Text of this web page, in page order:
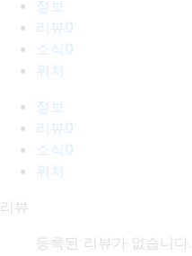
정보
리뷰0
소식 0
위치
정보
리뷰0
소식 0
위치
리뷰
등록된 리뷰가 없습니다.